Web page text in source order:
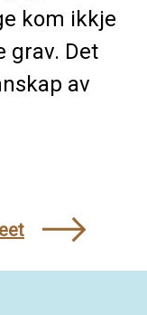
kom ikkje
grav. Det
av